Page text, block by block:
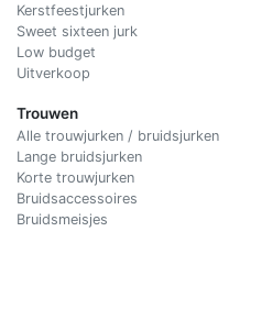
Kerstfeestjurken
Sweet sixteen jurk
Low budget
Uitverkoop
Trouwen
Alle trouwjurken / bruidsjurken
Lange bruidsjurken
Korte trouwjurken
Bruidsaccessoires
Bruidsmeisjes